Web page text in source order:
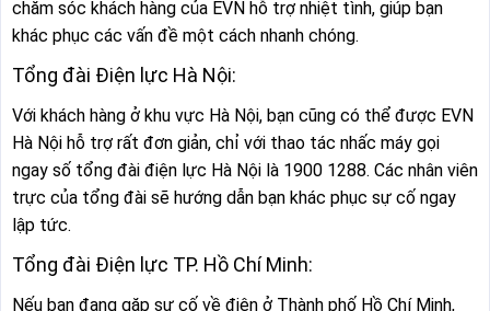
chăm sóc khách hàng của EVN hỗ trợ nhiệt tình, giúp bạn
khác phục các vấn đề một cách nhanh chóng.
Tổng đài Điện lực Hà Nội:
Với khách hàng ở khu vực Hà Nội, bạn cũng có thể được EVN
Hà Nội hỗ trợ rất đơn giản, chỉ với thao tác nhấc máy gọi
ngay số tổng đài điện lực Hà Nội là 1900 1288. Các nhân viên
trực của tổng đài sẽ hướng dẫn bạn khác phục sự cố ngay
lập tức.
Tổng đài Điện lực TP. Hồ Chí Minh:
Nếu bạn đang gặp sự cố về điện ở Thành phố Hồ Chí Minh,